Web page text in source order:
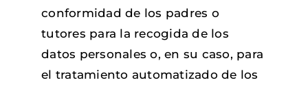
conformidad de los padres o
tutores para la recogida de los
datos personales o, en su caso, para
el tratamiento automatizado de los